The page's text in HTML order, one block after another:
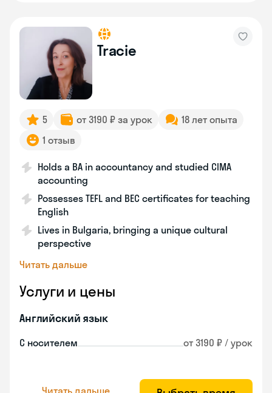
Tracie
5 от 3190 ₽ за урок
18 лет опыта
1 отзыв
Holds a BA in accountancy and studied CIMA
accounting
Possesses TEFL and BEC certificates for teaching
English
Lives in Bulgaria, bringing a unique cultural
perspective
Читать дальше
Услуги и цены
Английский язык
С носителем от 3190 ₽ / урок
Читать дальше